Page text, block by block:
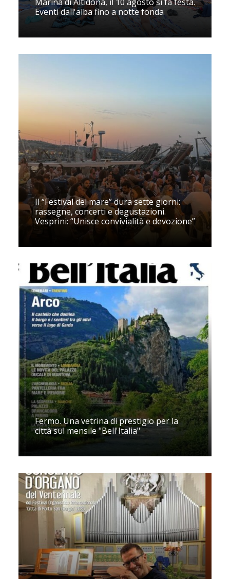
Eventi dall'alba fino a notte fonda
Il “Festival del mare” dura sette giorni:
rassegne, concerti e degustazioni.
Vesprini: “Unisce convivialità e devozione”
Fermo. Una vetrina di prestigio per la
città sul mensile "Bell'Italia"